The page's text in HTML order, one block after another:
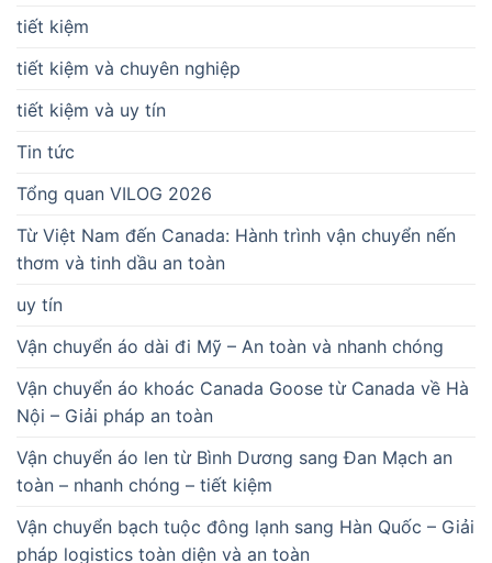
tiết kiệm
tiết kiệm và chuyên nghiệp
tiết kiệm và uy tín
Tin tức
Tổng quan VILOG 2026
Từ Việt Nam đến Canada: Hành trình vận chuyển nến
thơm và tinh dầu an toàn
uy tín
Vận chuyển áo dài đi Mỹ – An toàn và nhanh chóng
Vận chuyển áo khoác Canada Goose từ Canada về Hà
Nội – Giải pháp an toàn
Vận chuyển áo len từ Bình Dương sang Đan Mạch an
toàn – nhanh chóng – tiết kiệm
Vận chuyển bạch tuộc đông lạnh sang Hàn Quốc – Giải
pháp logistics toàn diện và an toàn